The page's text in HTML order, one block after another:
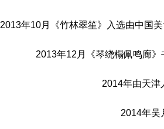
2013年10月《竹林翠笙》入选由中国
2013年12月《琴绕榻佩鸣廊
2014年由天津
2014年吴